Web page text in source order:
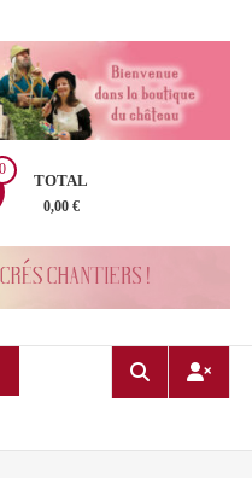
0
TOTAL
0,00 €